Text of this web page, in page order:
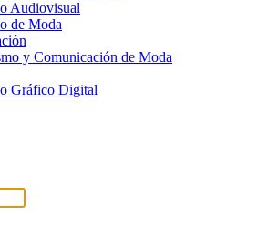
Audiovisual
de Moda
y Comunicación de Moda
Gráfico Digital